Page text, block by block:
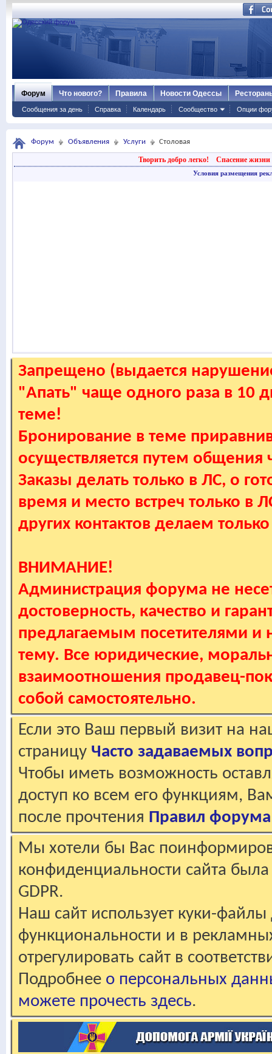
Форум
Сообщения за день Справка Календарь Сообщество Опции
Что нового? Правила Новости Одессы
Форум Объявления Услуги Столовая
Творить добро легко! Спасение жизни
Условия размещения
Запрещено (выдается
"Апать" чаще одного раза в 10
теме!
Бронирование в теме
осуществляется путем
Заказы делать только в ЛС, о
время и место встреч только в
других контактов делаем
ВНИМАНИЕ!
Администрация форума не
достоверность, качество и
предлагаемым посетителями и
тему. Все юридические,
взаимоотношения продавец-
собой самостоятельно.
Если это Ваш первый визит на
страницу Часто задаваемых
Чтобы иметь возможность
доступ ко всем его функциям,
после прочтения Правил форума
Мы хотели бы Вас
конфиденциальности сайта
GDPR.
Наш сайт использует куки-файлы
функциональности и в
отрегулировать сайт в
Подробнее о персональных
можете прочесть здесь.